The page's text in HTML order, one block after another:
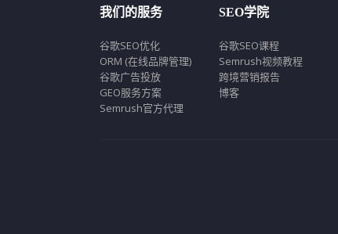
我们的服务
谷歌SEO优化
ORM (在线品牌管理)
谷歌广告投放
GEO服务方案
Semrush官方代理
SEO学院
谷歌SEO课程
Semrush视频教程
跨境营销报告
博客